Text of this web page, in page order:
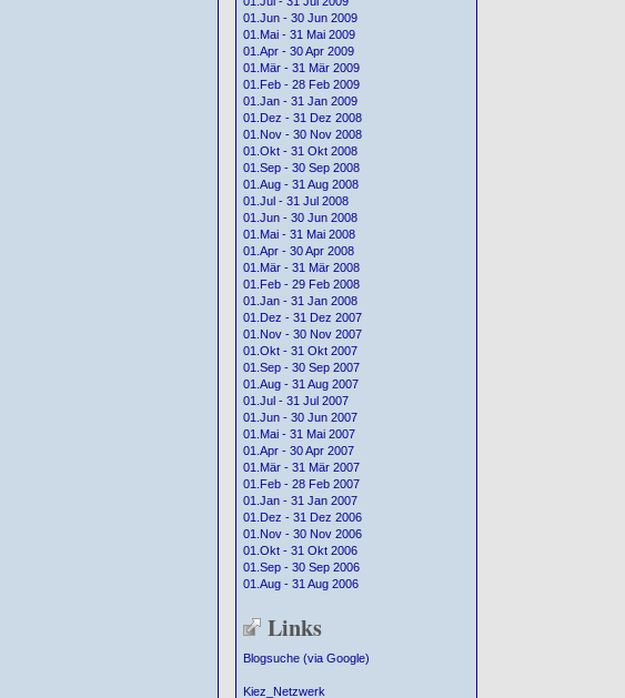
01.Jun - 30 Jun 2009
01.Mai - 31 Mai 2009
01.Apr - 30 Apr 2009
01.Mär - 31 Mär 2009
01.Feb - 28 Feb 2009
01.Jan - 31 Jan 2009
01.Dez - 31 Dez 2008
01.Nov - 30 Nov 2008
01.Okt - 31 Okt 2008
01.Sep - 30 Sep 2008
01.Aug - 31 Aug 2008
01.Jul - 31 Jul 2008
01.Jun - 30 Jun 2008
01.Mai - 31 Mai 2008
01.Apr - 30 Apr 2008
01.Mär - 31 Mär 2008
01.Feb - 29 Feb 2008
01.Jan - 31 Jan 2008
01.Dez - 31 Dez 2007
01.Nov - 30 Nov 2007
01.Okt - 31 Okt 2007
01.Sep - 30 Sep 2007
01.Aug - 31 Aug 2007
01.Jul - 31 Jul 2007
01.Jun - 30 Jun 2007
01.Mai - 31 Mai 2007
01.Apr - 30 Apr 2007
01.Mär - 31 Mär 2007
01.Feb - 28 Feb 2007
01.Jan - 31 Jan 2007
01.Dez - 31 Dez 2006
01.Nov - 30 Nov 2006
01.Okt - 31 Okt 2006
01.Sep - 30 Sep 2006
01.Aug - 31 Aug 2006
Links
Blogsuche (via Google)
Kiez_Netzwerk